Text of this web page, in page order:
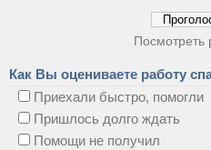
Посмотреть
Как Вы оцениваете работу
Приехали быстро, помогли
Пришлось долго ждать
Помощи не получил